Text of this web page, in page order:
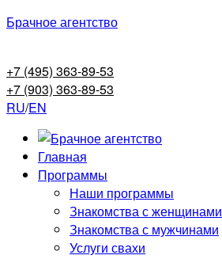
Брачное агентство
+7 (495) 363-89-53
+7 (903) 363-89-53
RU/EN
Главная
Программы
Наши программы
Знакомства с женщинами
Знакомства с мужчинами
Услуги свахи